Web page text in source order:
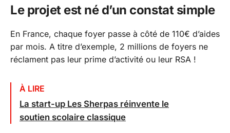
Le projet est né d’un constat simple
En France, chaque foyer passe à côté de 110€ d’aides
par mois. A titre d’exemple, 2 millions de foyers ne
réclament pas leur prime d’activité ou leur RSA !
À LIRE
La start-up Les Sherpas réinvente le
soutien scolaire classique